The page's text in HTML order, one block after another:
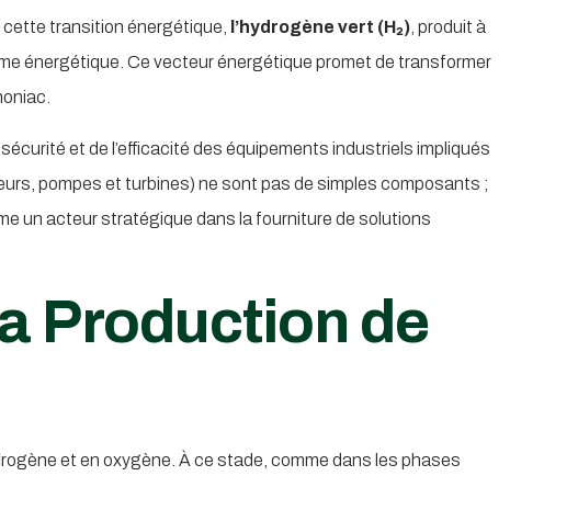
transition énergétique, l’hydrogène vert (H₂) , produit à
énergétique. Ce vecteur énergétique promet de transformer
et de l’efficacité des équipements industriels impliqués
pompes et turbines) ne sont pas de simples composants ;
un acteur stratégique dans la fourniture de solutions
Production de
et en oxygène. À ce stade, comme dans les phases